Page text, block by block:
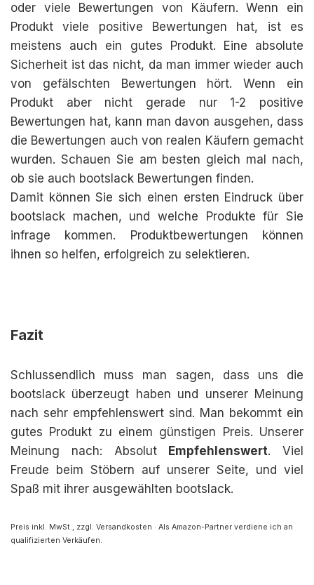
oder viele Bewertungen von Käufern. Wenn ein
Produkt viele positive Bewertungen hat, ist es
meistens auch ein gutes Produkt. Eine absolute
Sicherheit ist das nicht, da man immer wieder auch
von gefälschten Bewertungen hört. Wenn ein
Produkt aber nicht gerade nur 1-2 positive
Bewertungen hat, kann man davon ausgehen, dass
die Bewertungen auch von realen Käufern gemacht
wurden. Schauen Sie am besten gleich mal nach,
ob sie auch bootslack Bewertungen finden.
Damit können Sie sich einen ersten Eindruck über
bootslack machen, und welche Produkte für Sie
infrage kommen. Produktbewertungen können
ihnen so helfen, erfolgreich zu selektieren.
Fazit
Schlussendlich muss man sagen, dass uns die
bootslack überzeugt haben und unserer Meinung
nach sehr empfehlenswert sind. Man bekommt ein
gutes Produkt zu einem günstigen Preis. Unserer
Meinung nach: Absolut
Empfehlenswert. Viel
Freude beim Stöbern auf unserer Seite, und viel
Spaß mit ihrer ausgewählten bootslack.
Preis inkl. MwSt., zzgl. Versandkosten · Als Amazon-Partner verdiene ich an
qualifizierten Verkäufen.